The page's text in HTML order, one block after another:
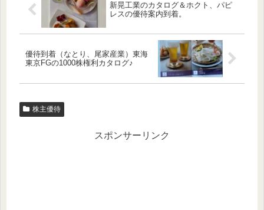
新晃工業のカタログ＆ホクト、パピ
レスの優待案内到着。
優待到着（なとり、尾家産業）東海
東京FGの1000株権利カタログ♪
株主優待
スポンサーリンク